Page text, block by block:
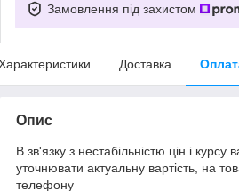
Замовлення під захистом
Доставка
Опис
В зв'язку з нестабільністю цін і
уточнювати актуальну вартість, на
телефону